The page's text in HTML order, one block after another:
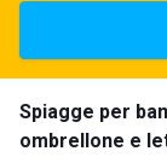
Spiagge per
ombrellone e